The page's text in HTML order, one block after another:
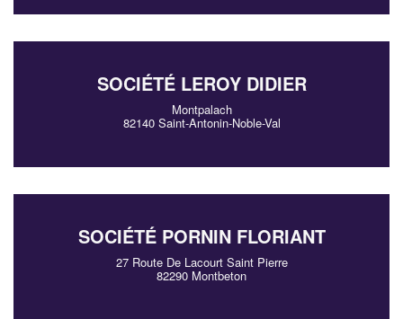
SOCIÉTÉ LEROY DIDIER
Montpalach
82140 Saint-Antonin-Noble-Val
SOCIÉTÉ PORNIN FLORIANT
27 Route De Lacourt Saint Pierre
82290 Montbeton